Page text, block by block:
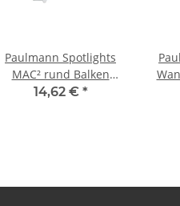
Paulmann Spotlights
MAC² rund Balken
1x20W GU4 Chrom matt
14,62 € *